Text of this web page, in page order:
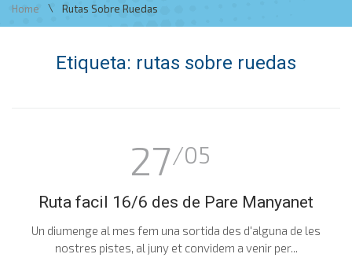
Home \ Rutas Sobre Ruedas
Etiqueta: rutas sobre ruedas
27/05
Ruta facil 16/6 des de Pare Manyanet
Un diumenge al mes fem una sortida des d'alguna de les
nostres pistes, al juny et convidem a venir per...